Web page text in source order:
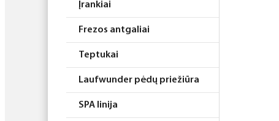
Įrankiai
Frezos antgaliai
Teptukai
Laufwunder pėdų priežiūra
SPA linija